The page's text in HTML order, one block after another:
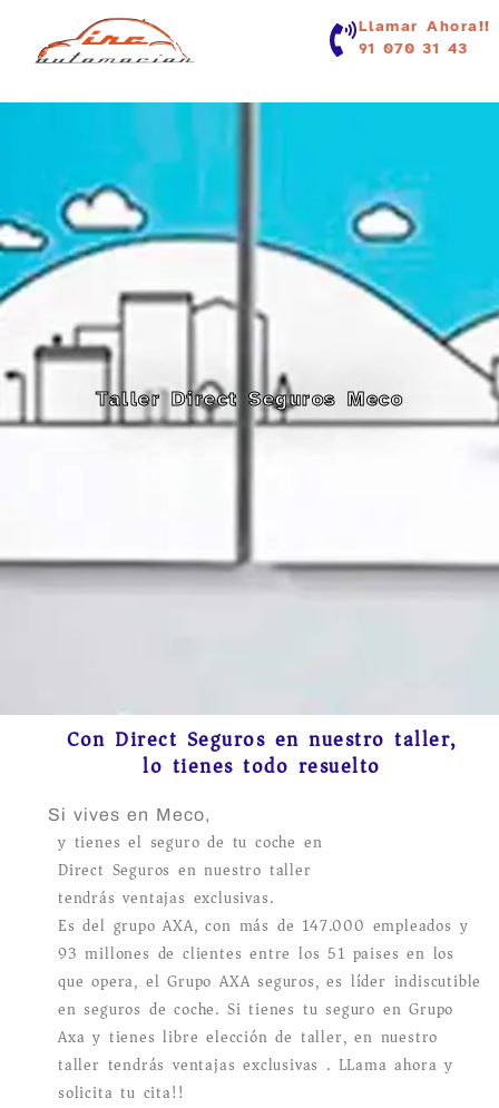
Llamar Ahora!!
91 070 31 43
Taller Direct Seguros Meco
Con Direct Seguros en nuestro taller,
lo tienes todo resuelto
Si vives en Meco,
y tienes el seguro de tu coche en
Direct Seguros en nuestro taller
tendrás ventajas exclusivas.
Es del grupo AXA, con más de 147.000 empleados y
93 millones de clientes entre los 51 paises en los
que opera, el Grupo AXA seguros, es líder indiscutible
en seguros de coche. Si tienes tu seguro en Grupo
Axa y tienes libre elección de taller, en nuestro
taller tendrás ventajas exclusivas . LLama ahora y
solicita tu cita!!